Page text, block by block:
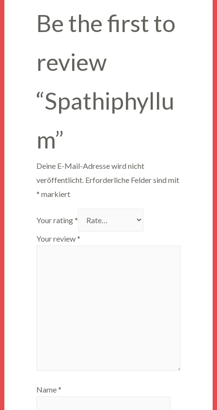
Be the first to
review
“Spathiphyllu
m”
Deine E-Mail-Adresse wird nicht
veröffentlicht. Erforderliche Felder sind mit
* markiert
Your rating*
Your review*
Name*